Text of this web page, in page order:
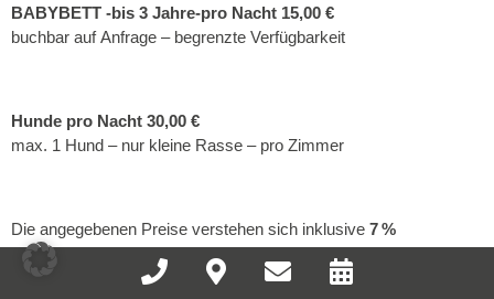
BABYBETT -bis 3 Jahre-pro Nacht 15,00 €
buchbar auf Anfrage – begrenzte Verfügbarkeit
Hunde pro Nacht 30,00 €
max. 1 Hund – nur kleine Rasse – pro Zimmer
Die angegebenen Preise verstehen sich inklusive 7 %
Mehrwertsteuer,7,5 % City-Taxsowie
Servicegebühren.